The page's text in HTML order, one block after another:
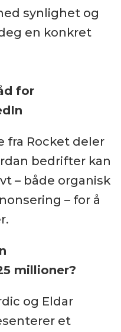
synlighet og
en konkret
for
fra Rocket deler
bedrifter kan
– både organisk
– for å
millioner?
og Eldar
et